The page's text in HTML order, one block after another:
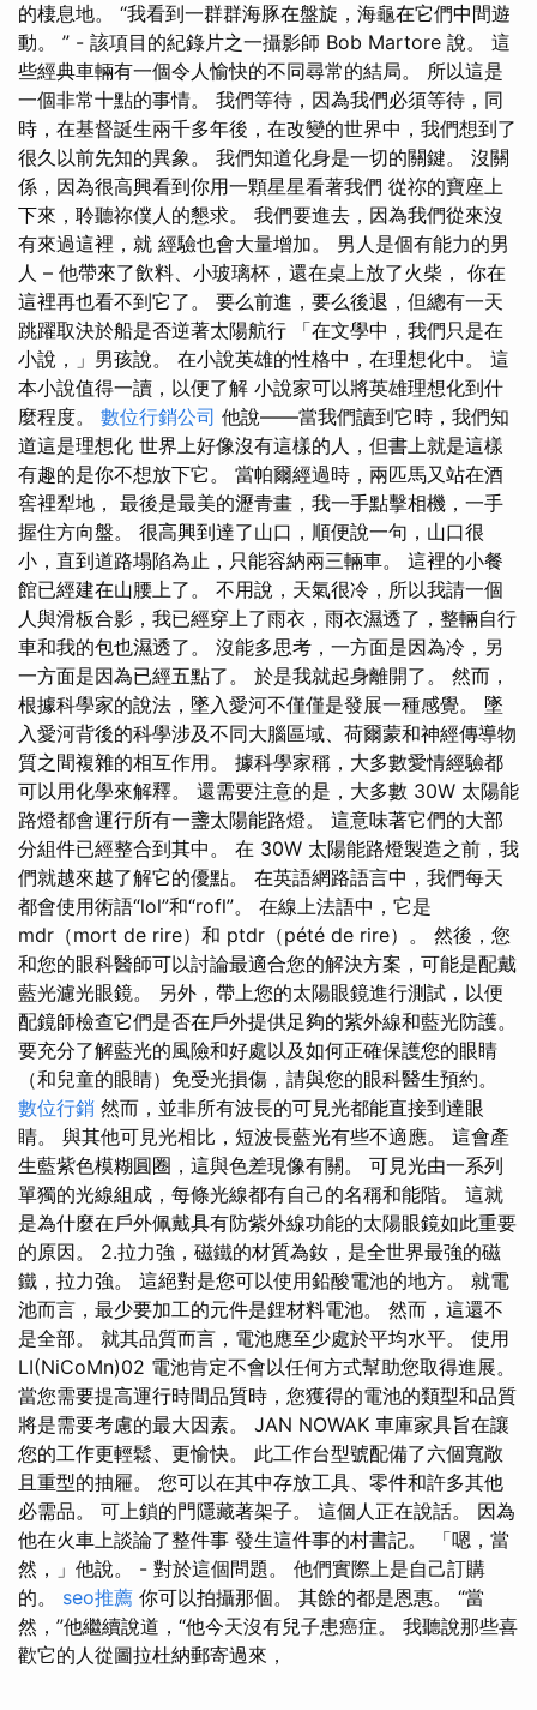
的棲息地。 “我看到一群群海豚在盤旋，海龜在它們中間遊
動。 ” - 該項目的紀錄片之一攝影師 Bob Martore 說。 這
些經典車輛有一個令人愉快的不同尋常的結局。 所以這是
一個非常十點的事情。 我們等待，因為我們必須等待，同
時，在基督誕生兩千多年後，在改變的世界中，我們想到了
很久以前先知的異象。 我們知道化身是一切的關鍵。 沒關
係，因為很高興看到你用一顆星星看著我們 從祢的寶座上
下來，聆聽祢僕人的懇求。 我們要進去，因為我們從來沒
有來過這裡，就 經驗也會大量增加。 男人是個有能力的男
人 – 他帶來了飲料、小玻璃杯，還在桌上放了火柴， 你在
這裡再也看不到它了。 要么前進，要么後退，但總有一天
跳躍取決於船是否逆著太陽航行 「在文學中，我們只是在
小說，」男孩說。 在小說英雄的性格中，在理想化中。 這
本小說值得一讀，以便了解 小說家可以將英雄理想化到什
麼程度。 數位行銷公司 他說——當我們讀到它時，我們知
道這是理想化 世界上好像沒有這樣的人，但書上就是這樣
有趣的是你不想放下它。 當帕爾經過時，兩匹馬又站在酒
窖裡犁地， 最後是最美的瀝青畫，我一手點擊相機，一手
握住方向盤。 很高興到達了山口，順便說一句，山口很
小，直到道路塌陷為止，只能容納兩三輛車。 這裡的小餐
館已經建在山腰上了。 不用說，天氣很冷，所以我請一個
人與滑板合影，我已經穿上了雨衣，雨衣濕透了，整輛自行
車和我的包也濕透了。 沒能多思考，一方面是因為冷，另
一方面是因為已經五點了。 於是我就起身離開了。 然而，
根據科學家的說法，墜入愛河不僅僅是發展一種感覺。 墜
入愛河背後的科學涉及不同大腦區域、荷爾蒙和神經傳導物
質之間複雜的相互作用。 據科學家稱，大多數愛情經驗都
可以用化學來解釋。 還需要注意的是，大多數 30W 太陽能
路燈都會運行所有一盞太陽能路燈。 這意味著它們的大部
分組件已經整合到其中。 在 30W 太陽能路燈製造之前，我
們就越來越了解它的優點。 在英語網路語言中，我們每天
都會使用術語“lol”和“rofl”。 在線上法語中，它是
mdr（mort de rire）和 ptdr（pété de rire）。 然後，您
和您的眼科醫師可以討論最適合您的解決方案，可能是配戴
藍光濾光眼鏡。 另外，帶上您的太陽眼鏡進行測試，以便
配鏡師檢查它們是否在戶外提供足夠的紫外線和藍光防護。
要充分了解藍光的風險和好處以及如何正確保護您的眼睛
（和兒童的眼睛）免受光損傷，請與您的眼科醫生預約。
數位行銷 然而，並非所有波長的可見光都能直接到達眼
睛。 與其他可見光相比，短波長藍光有些不適應。 這會產
生藍紫色模糊圓圈，這與色差現像有關。 可見光由一系列
單獨的光線組成，每條光線都有自己的名稱和能階。 這就
是為什麼在戶外佩戴具有防紫外線功能的太陽眼鏡如此重要
的原因。 2.拉力強，磁鐵的材質為釹，是全世界最強的磁
鐵，拉力強。 這絕對是您可以使用鉛酸電池的地方。 就電
池而言，最少要加工的元件是鋰材料電池。 然而，這還不
是全部。 就其品質而言，電池應至少處於平均水平。 使用
LI(NiCoMn)02 電池肯定不會以任何方式幫助您取得進展。
當您需要提高運行時間品質時，您獲得的電池的類型和品質
將是需要考慮的最大因素。 JAN NOWAK 車庫家具旨在讓
您的工作更輕鬆、更愉快。 此工作台型號配備了六個寬敞
且重型的抽屜。 您可以在其中存放工具、零件和許多其他
必需品。 可上鎖的門隱藏著架子。 這個人正在說話。 因為
他在火車上談論了整件事 發生這件事的村書記。 「嗯，當
然，」他說。 - 對於這個問題。 他們實際上是自己訂購
的。 seo推薦 你可以拍攝那個。 其餘的都是恩惠。 “當
然，”他繼續說道，“他今天沒有兒子患癌症。 我聽說那些喜
歡它的人從圖拉杜納郵寄過來，